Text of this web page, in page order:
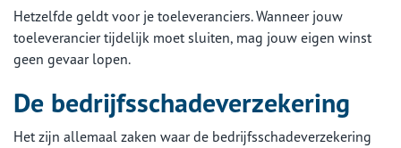
Hetzelfde geldt voor je toeleveranciers. Wanneer jouw
toeleverancier tijdelijk moet sluiten, mag jouw eigen winst
geen gevaar lopen.
De bedrijfsschadeverzekering
Het zijn allemaal zaken waar de bedrijfsschadeverzekering